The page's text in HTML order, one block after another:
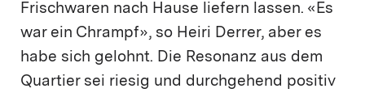
Frischwaren nach Hause liefern lassen. «Es
war ein Chrampf», so Heiri Derrer, aber es
habe sich gelohnt. Die Resonanz aus dem
Quartier sei riesig und durchgehend positiv